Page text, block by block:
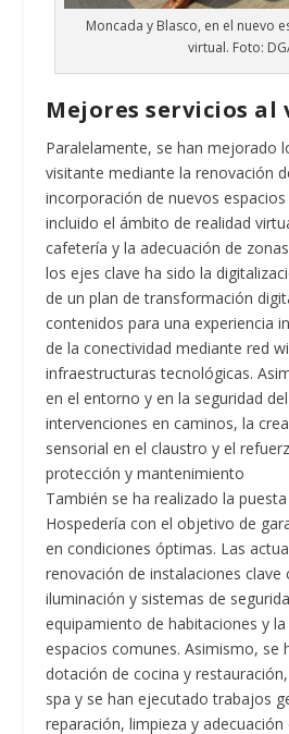
Moncada y Blasco, en el nuevo
virtual. Foto:
Mejores servicios
Paralelamente, se han mejorado
visitante mediante la renovación
incorporación de nuevos
incluido el ámbito de realidad
cafetería y la adecuación de
los ejes clave ha sido la
de un plan de transformación
contenidos para una experiencia
de la conectividad mediante red
infraestructuras tecnológicas.
en el entorno y en la seguridad
intervenciones en caminos, la
sensorial en el claustro y el
protección y mantenimiento
También se ha realizado la
Hospedería con el objetivo de
en condiciones óptimas. Las
renovación de instalaciones
iluminación y sistemas de
equipamiento de habitaciones y
espacios comunes. Asimismo, se
dotación de cocina y
spa y se han ejecutado trabajos
reparación, limpieza y adecuación